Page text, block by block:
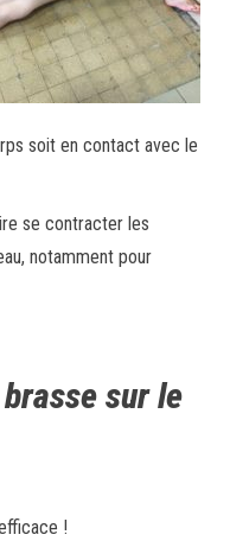
soit en contact avec le
se contracter les
notamment pour
sur le
!